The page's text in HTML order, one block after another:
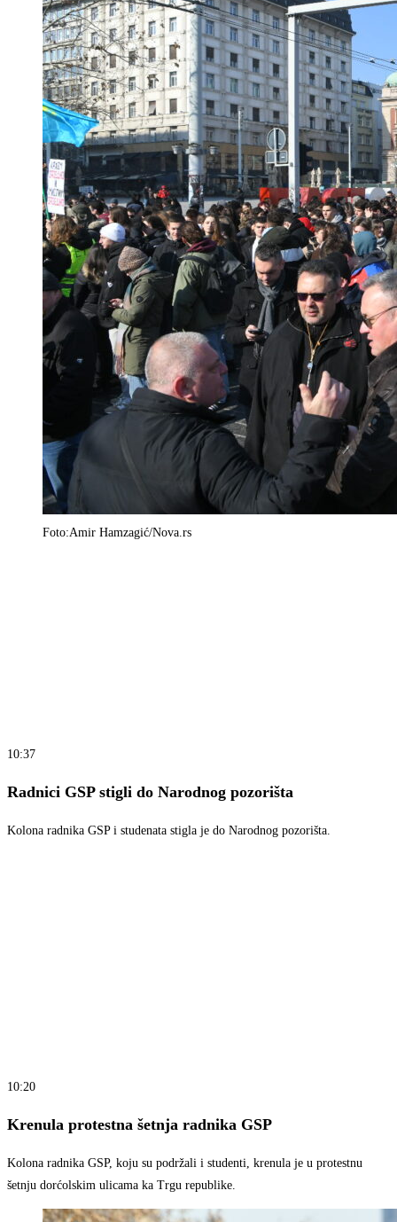
Foto:Amir Hamzagić/Nova.rs
10:37
Radnici GSP stigli do Narodnog pozorišta
Kolona radnika GSP i studenata stigla je do Narodnog pozorišta.
10:20
Krenula protestna šetnja radnika GSP
Kolona radnika GSP, koju su podržali i studenti, krenula je u protestnu
šetnju dorćolskim ulicama ka Trgu republike.